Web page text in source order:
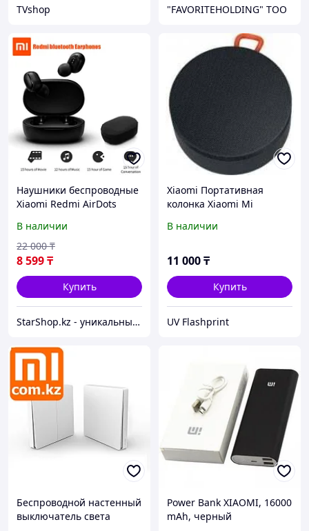
TVshop "FAVORITEHOLDING" TOO
Наушники беспроводные
Xiaomi Redmi AirDots
В наличии
8 599₸
22 000 ₸
Купить
StarShop.kz - уникальные вещи с доставкой на дом
Xiaomi Портативная
колонка Xiaomi Mi
Speaker (черный)
В наличии
11 000₸
Купить
UV Flashprint
Беспроводной настенный
выключатель света
Power Bank XIAOMI, 16000
mAh, черный